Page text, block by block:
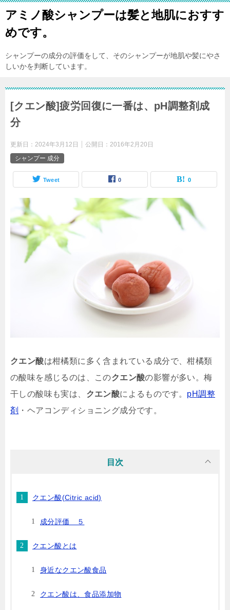
アミノ酸シャンプーは髪と地肌におすす
めです。
シャンプーの成分の評価をして、そのシャンプーが地肌や髪にやさ
しいかを判断しています。
[クエン酸]疲労回復に一番は、pH調整剤成
分
更新日： 2024年3月12日 公開日： 2016年2月20日
シャンプー 成分
Tweet 0 0
クエン酸は柑橘類に多く含まれている成分で、柑橘類
の酸味を感じるのは、このクエン酸の影響が多い。梅
干しの酸味も実は、 クエン酸によるものです。 pH調整
剤 ・ヘアコンディショニング成分です。
目次
クエン酸(Citric acid)
成分評価 ５
クエン酸とは
身近なクエン酸食品
クエン酸は、食品添加物